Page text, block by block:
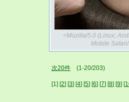
<Mozilla/5.0 (Linux;
Mobile
次20件 (1-20/203)
[1] [2] [3] [4] [5] [6] [7] [8] [9] [